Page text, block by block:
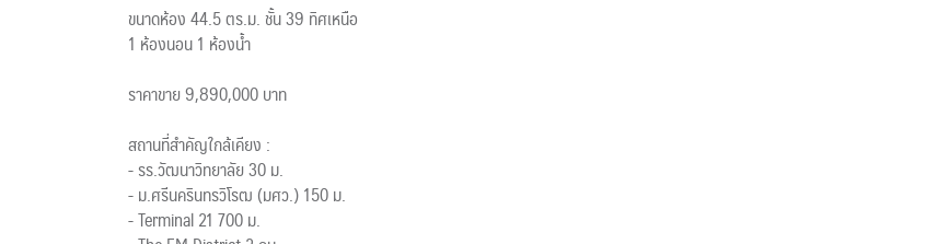
ขนาดห้อง 44.5 ตร.ม. ชั้น 39 ทิศเหนือ
1 ห้องนอน 1 ห้องน้ำ
ราคาขาย 9,890,000 บาท
สถานที่สำคัญใกล้เคียง :
- รร.วัฒนาวิทยาลัย 30 ม.
- ม.ศรีนครินทรวิโรฒ (มศว.) 150 ม.
- Terminal 21 700 ม.